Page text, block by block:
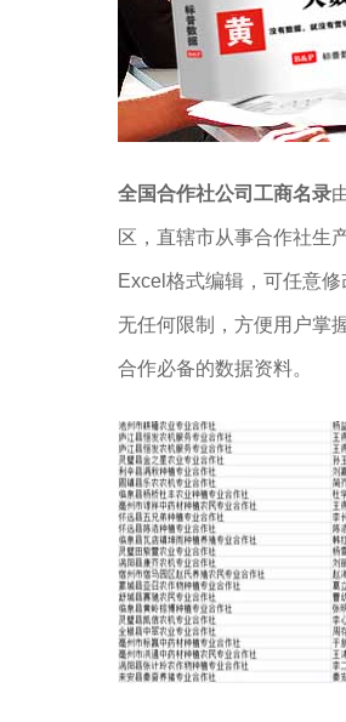
全国合作社公司工商名录
区，直辖市从事合作社生
Excel格式编辑，可任意
无任何限制，方便用户掌
合作必备的数据资料。